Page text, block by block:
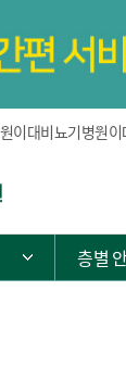
이대비뇨기병원
주 메뉴 목
층별